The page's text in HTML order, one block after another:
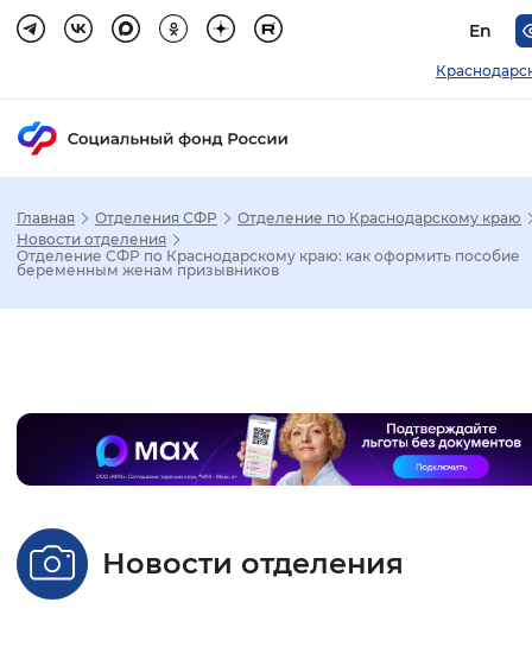
En
Шрифт
Интервал между буквами
Главная Отделения СФР
Отделение по Краснодарскому краю
Новости отделения
Отделение СФР по Краснодарскому краю: как оформить пособие
беременным женам призывников
Новости отделения